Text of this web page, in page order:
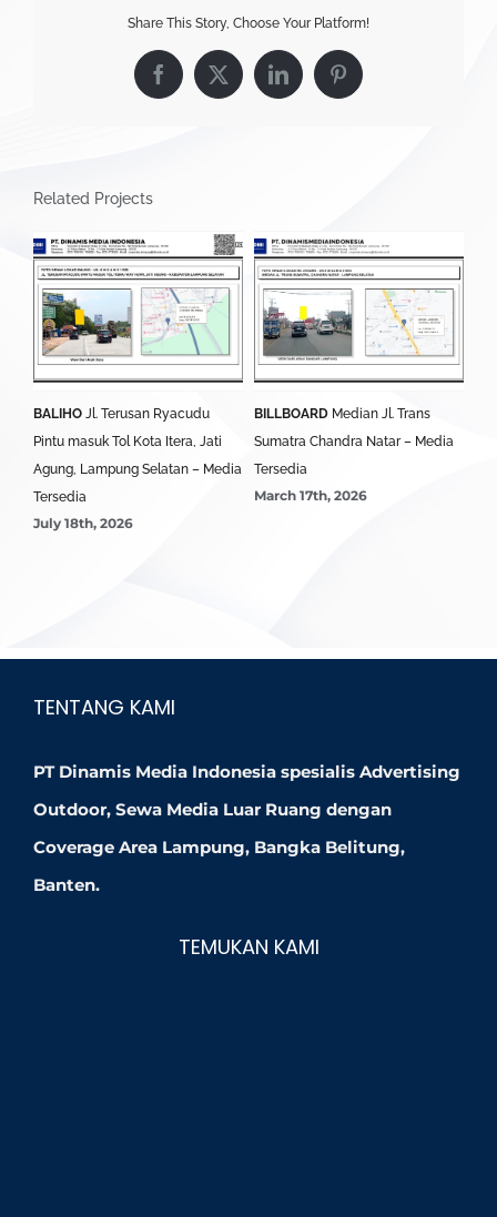
Share This Story, Choose Your Platform!
Facebook
X LinkedInPinterest
Related Projects
BALIHO Jl. Terusan Ryacudu
Pintu masuk Tol Kota Itera, Jati
Agung, Lampung Selatan – Media
Tersedia
July 18th, 2026
BILLBOARD Median Jl. Trans
Sumatra Chandra Natar – Media
Tersedia
March 17th, 2026
TENTANG KAMI
PT Dinamis Media Indonesia spesialis Advertising
Outdoor, Sewa Media Luar Ruang dengan
Coverage Area Lampung, Bangka Belitung,
Banten.
TEMUKAN KAMI